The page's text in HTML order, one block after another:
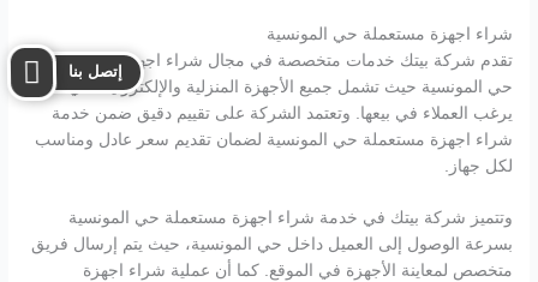
شراء اجهزة مستعملة حي المونسية
تقدم شركة بيتك خدمات متخصصة في مجال شراء اجهزة مستعملة
حي المونسية حيث تشمل جميع الأجهزة المنزلية والإلكترونية التي
يرغب العملاء في بيعها. وتعتمد الشركة على تقييم دقيق ضمن خدمة
شراء اجهزة مستعملة حي المونسية لضمان تقديم سعر عادل ومناسب
لكل جهاز.
وتتميز شركة بيتك في خدمة شراء اجهزة مستعملة حي المونسية
بسرعة الوصول إلى العميل داخل حي المونسية، حيث يتم إرسال فريق
متخصص لمعاينة الأجهزة في الموقع. كما أن عملية شراء اجهزة
إتصل بنا